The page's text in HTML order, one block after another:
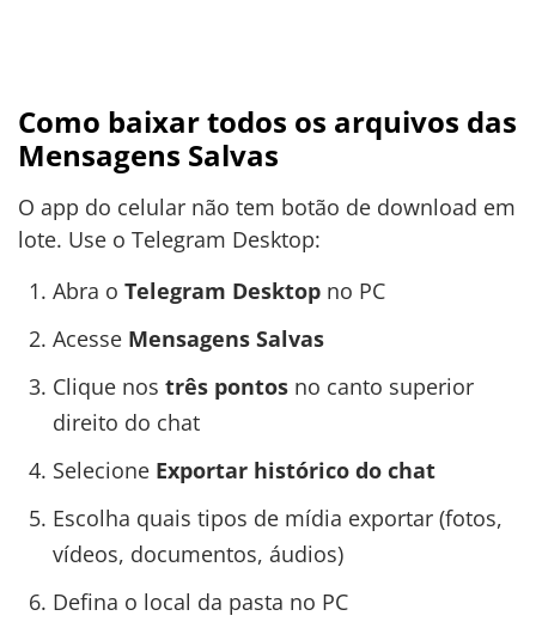
Como baixar todos os arquivos das
Mensagens Salvas
O app do celular não tem botão de download em
lote. Use o Telegram Desktop:
Abra o Telegram Desktopno PC
Acesse Mensagens Salvas
Clique nos três pontosno canto superior
direito do chat
Selecione Exportar histórico do chat
Escolha quais tipos de mídia exportar (fotos,
vídeos, documentos, áudios)
Defina o local da pasta no PC